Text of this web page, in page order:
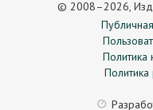
© 2008–2026,
Политика